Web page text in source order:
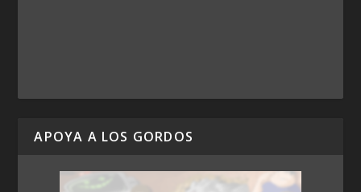
APOYA A LOS GORDOS